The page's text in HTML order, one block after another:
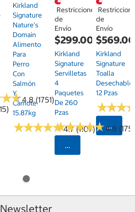
Postal
★★
★★4.8 (1751)
Kirkland
Signature
Nature's
Domain
Alimento
Para
Perro
Con
Salmón
Y
Camote
15.87kg
★★★★★
★★★★★4.7 (1107)
Restricciones
de
Envío
$299.00
Kirkland
Signature
Servilletas
4
Paquetes
De 260
Pzas
★★★★★
★★★★★4.8 (175)
Seleccionar
de
Envío
$569.00
Kirkland
Signature
Toalla
Desechable
12 Pzas
★★★
★★★